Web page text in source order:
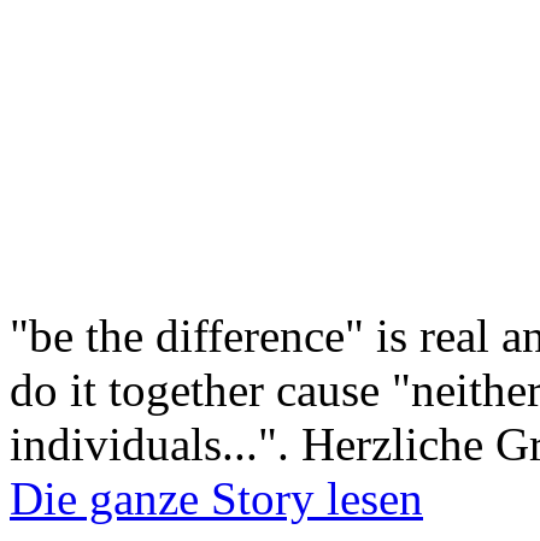
"be the difference" is real
do it together cause
individuals...". Herzliche
Die ganze Story lesen